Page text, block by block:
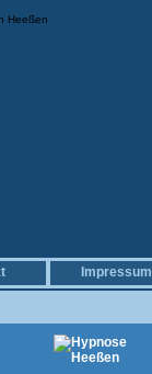
Heeßen
Impressum